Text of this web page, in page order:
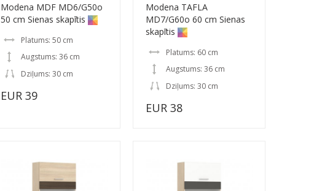
Modena MDF MD6/G50o
50 cm Sienas skapītis
Platums: 50 cm
Augstums: 36 cm
Dziļums: 30 cm
EUR 39
Modena TAFLA
MD7/G60o 60 cm Sienas
skapītis
Platums: 60 cm
Augstums: 36 cm
Dziļums: 30 cm
EUR 38